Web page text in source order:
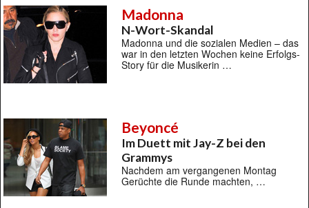
Madonna
N-Wort-Skandal
Madonna und die sozialen Medien – das
war in den letzten Wochen keine Erfolgs-
Story für die Musikerin …
Beyoncé
Im Duett mit Jay-Z bei den
Grammys
Nachdem am vergangenen Montag
Gerüchte die Runde machten, …